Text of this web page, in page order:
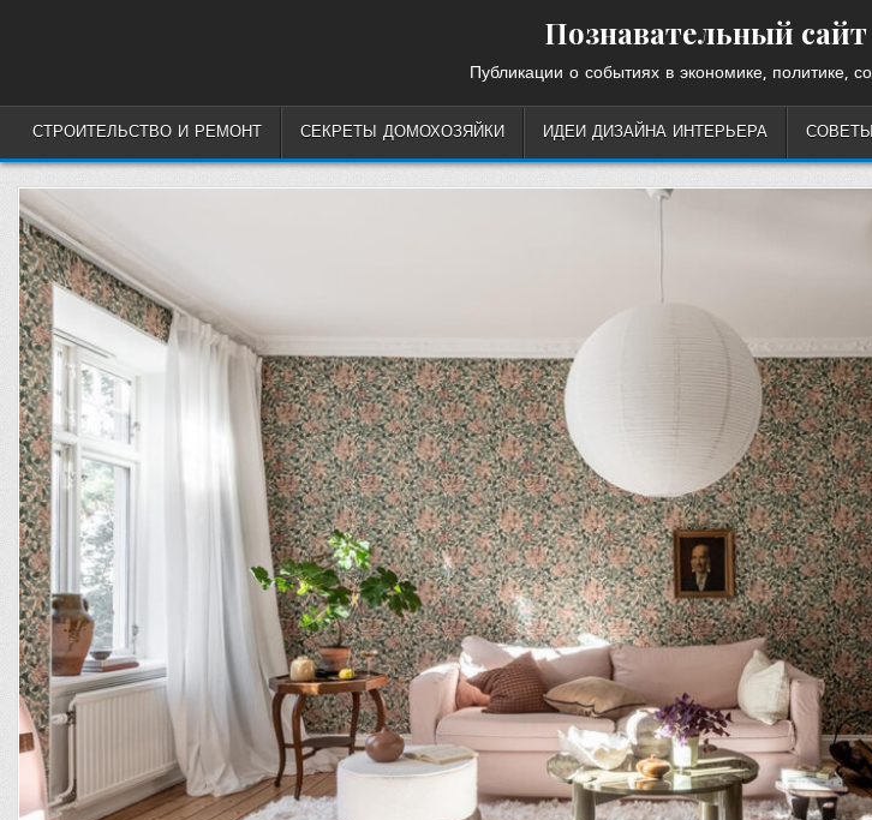
Познавательный
Публикации о событиях в экономике, политике,
СТРОИТЕЛЬСТВО И РЕМОНТ СЕКРЕТЫ ДОМОХОЗЯЙКИ ИДЕИ ДИЗАЙНА ИНТЕРЬЕРА